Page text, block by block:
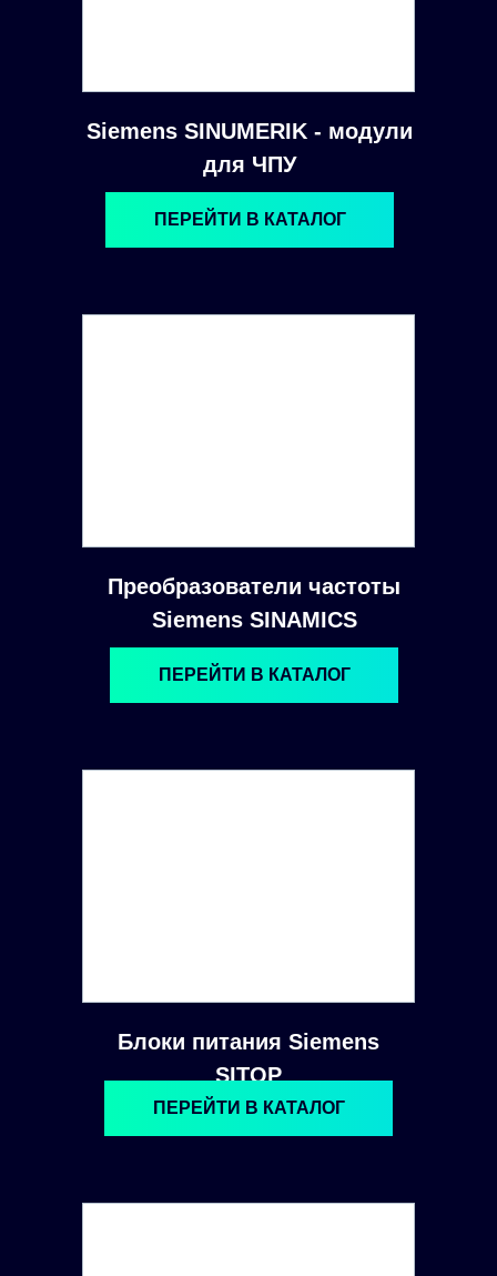
Siemens SINUMERIK - модули
для ЧПУ
ПЕРЕЙТИ В КАТАЛОГ
Преобразователи частоты
Siemens SINAMICS
Блоки питания Siemens
SITOP
ПЕРЕЙТИ В КАТАЛОГ
ПЕРЕЙТИ В КАТАЛОГ